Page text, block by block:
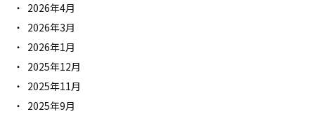
2026年4月
2026年3月
2026年1月
2025年12月
2025年11月
2025年9月